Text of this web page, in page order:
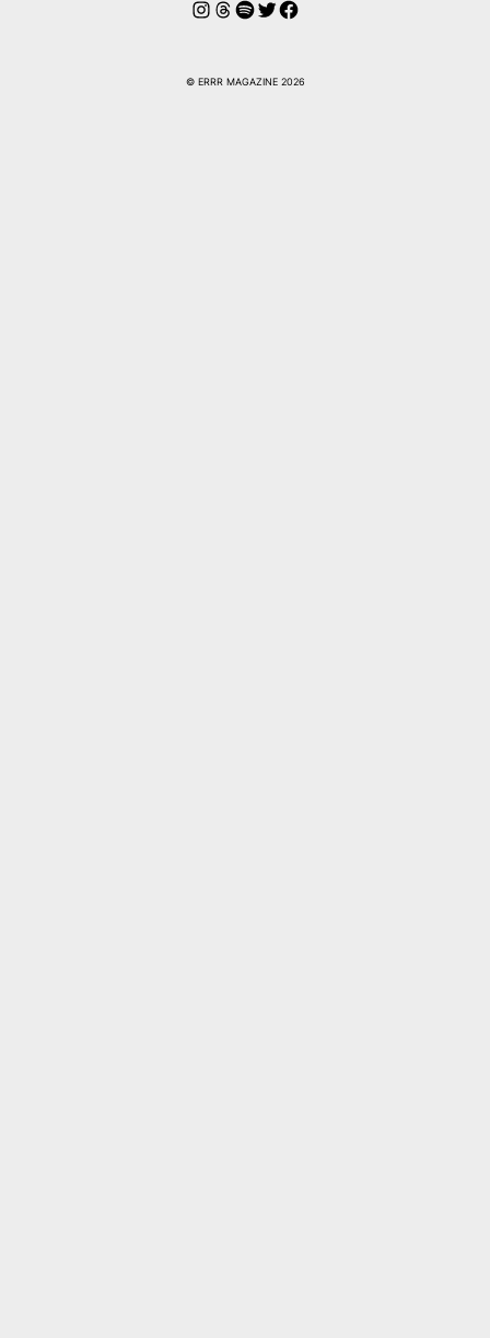
Instagram
Hilos
Spotify
Twitter
Facebook
© ERRR MAGAZINE 2026